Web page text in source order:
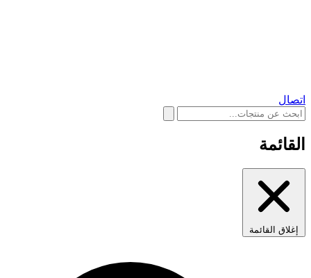
اتصال
القائمة
إغلاق القائمة